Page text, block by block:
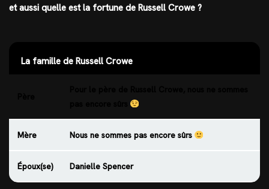
et aussi quelle est la fortune de Russell Crowe ?
La famille de Russell Crowe
Mère Nous ne sommes pas encore sûrs
Époux(se) Danielle Spencer